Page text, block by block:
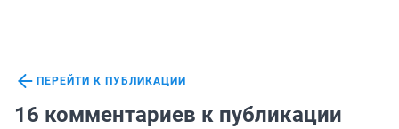
ПЕРЕЙТИ К ПУБЛИКАЦИИ
16 комментариев к публикации